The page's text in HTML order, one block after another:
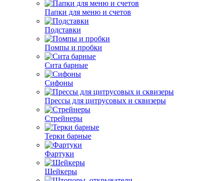
Папки для меню и счетов
Подставки
Помпы и пробки
Сита барные
Сифоны
Прессы для цитрусовых и сквизеры
Стрейнеры
Терки барные
Фартуки
Шейкеры